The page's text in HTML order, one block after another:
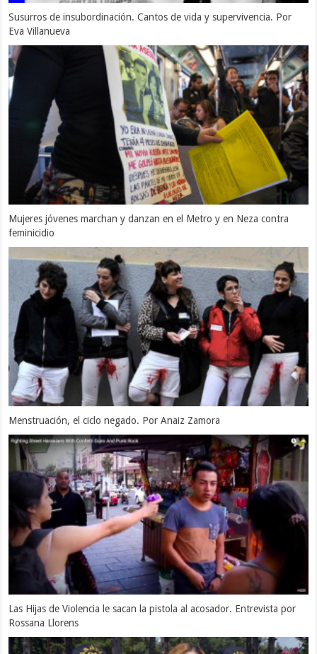
Susurros de insubordinación. Cantos de vida y supervivencia. Por
Eva Villanueva
Mujeres jóvenes marchan y danzan en el Metro y en Neza contra
feminicidio
Menstruación, el ciclo negado. Por Anaiz Zamora
Las Hijas de Violencia le sacan la pistola al acosador. Entrevista por
Rossana Llorens